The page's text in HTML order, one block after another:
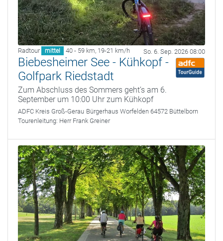
Radtour mittel 40 - 59 km, 19-21 km/h So. 6. Sep. 2026 08:00
Biebesheimer See - Kühkopf -
Golfpark Riedstadt
Zum Abschluss des Sommers geht’s am 6.
September um 10:00 Uhr zum Kühkopf
ADFC Kreis Groß-Gerau Bürgerhaus Worfelden 64572 Büttelborn
Tourenleitung: Herr Frank Greiner